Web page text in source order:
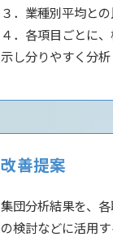
３．業種別平均との
４．各項目ごとに
示し分りやすく分析
改善提案
集団分析結果を、
の検討などに活用す